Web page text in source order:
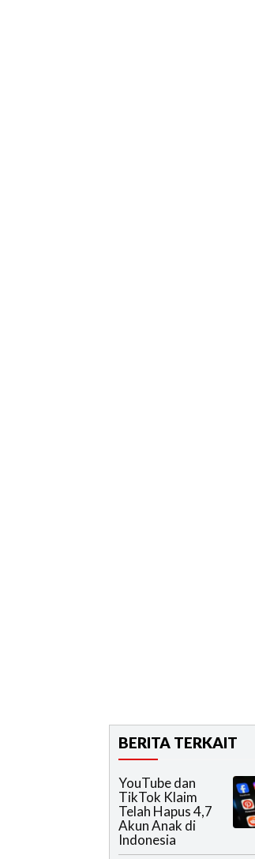
BERITA TERKAIT
YouTube dan
TikTok Klaim
Telah Hapus 4,7
Akun Anak di
Indonesia